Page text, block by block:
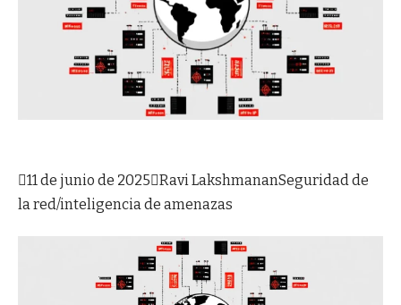
11 de junio de 2025Ravi LakshmananSeguridad de
la red/inteligencia de amenazas